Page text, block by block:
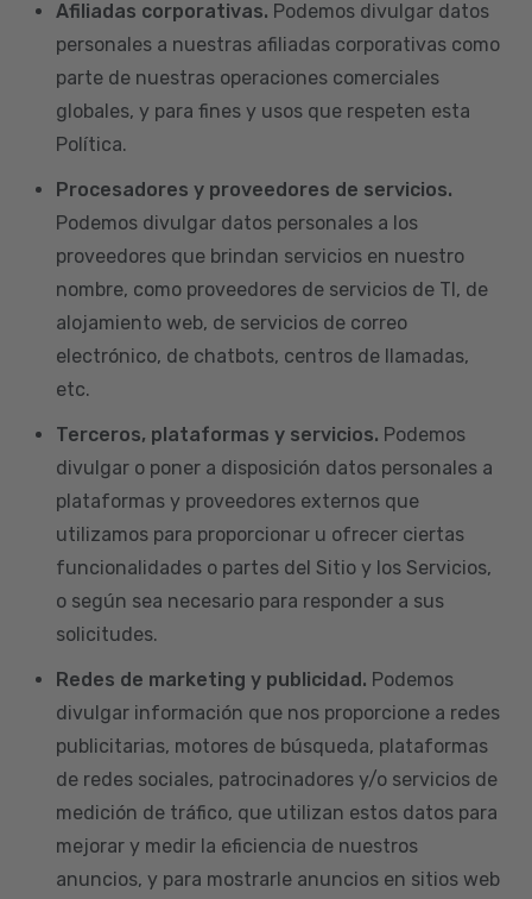
Afiliadas corporativas. Podemos divulgar datos
personales a nuestras afiliadas corporativas como
parte de nuestras operaciones comerciales
globales, y para fines y usos que respeten esta
Política.
Procesadores y proveedores de servicios.
Podemos divulgar datos personales a los
proveedores que brindan servicios en nuestro
nombre, como proveedores de servicios de TI, de
alojamiento web, de servicios de correo
electrónico, de chatbots, centros de llamadas,
etc.
Terceros, plataformas y servicios. Podemos
divulgar o poner a disposición datos personales a
plataformas y proveedores externos que
utilizamos para proporcionar u ofrecer ciertas
funcionalidades o partes del Sitio y los Servicios,
o según sea necesario para responder a sus
solicitudes.
Redes de marketing y publicidad. Podemos
divulgar información que nos proporcione a redes
publicitarias, motores de búsqueda, plataformas
de redes sociales, patrocinadores y/o servicios de
medición de tráfico, que utilizan estos datos para
mejorar y medir la eficiencia de nuestros
anuncios, y para mostrarle anuncios en sitios web